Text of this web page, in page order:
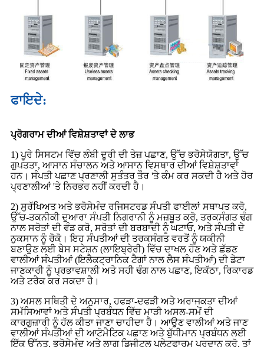
ਫਾਇਦੇ:
ਪ੍ਰੋਗਰਾਮ ਦੀਆਂ ਵਿਸ਼ੇਸ਼ਤਾਵਾਂ ਦੇ ਲਾਭ
1) ਪੂਰੇ ਸਿਸਟਮ ਵਿੱਚ ਲੰਬੀ ਦੂਰੀ ਦੀ ਤੇਜ਼ ਪਛਾਣ, ਉੱਚ ਭਰੋਸੇਯੋਗਤਾ, ਉੱਚ
ਗੁਪਤਤਾ, ਆਸਾਨ ਸੰਚਾਲਨ ਅਤੇ ਆਸਾਨ ਵਿਸਥਾਰ ਦੀਆਂ ਵਿਸ਼ੇਸ਼ਤਾਵਾਂ
ਹਨ। ਸੰਪਤੀ ਪਛਾਣ ਪ੍ਰਣਾਲੀ ਸੁਤੰਤਰ ਤੌਰ 'ਤੇ ਕੰਮ ਕਰ ਸਕਦੀ ਹੈ ਅਤੇ ਹੋਰ
ਪ੍ਰਣਾਲੀਆਂ 'ਤੇ ਨਿਰਭਰ ਨਹੀਂ ਕਰਦੀ ਹੈ।
2) ਸੁਰੱਖਿਅਤ ਅਤੇ ਭਰੋਸੇਮੰਦ ਰਜਿਸਟਰਡ ਸੰਪਤੀ ਫਾਈਲਾਂ ਸਥਾਪਤ ਕਰੋ,
ਉੱਚ-ਤਕਨੀਕੀ ਦੁਆਰਾ ਸੰਪਤੀ ਨਿਗਰਾਨੀ ਨੂੰ ਮਜ਼ਬੂਤ ​​ਕਰੋ, ਤਰਕਸੰਗਤ ਢੰਗ
ਨਾਲ ਸਰੋਤਾਂ ਦੀ ਵੰਡ ਕਰੋ, ਸਰੋਤਾਂ ਦੀ ਬਰਬਾਦੀ ਨੂੰ ਘਟਾਓ, ਅਤੇ ਸੰਪਤੀ ਦੇ
ਨੁਕਸਾਨ ਨੂੰ ਰੋਕੋ। ਇਹ ਸੰਪਤੀਆਂ ਦੀ ਤਰਕਸੰਗਤ ਵਰਤੋਂ ਨੂੰ ਯਕੀਨੀ
ਬਣਾਉਣ ਲਈ ਬੇਸ ਸਟੇਸ਼ਨ (ਲਾਇਬ੍ਰੇਰੀ) ਵਿੱਚ ਦਾਖਲ ਹੋਣ ਅਤੇ ਛੱਡਣ
ਵਾਲੀਆਂ ਸੰਪਤੀਆਂ (ਇਲੈਕਟ੍ਰਾਨਿਕ ਟੈਗਾਂ ਨਾਲ ਲੈਸ ਸੰਪਤੀਆਂ) ਦੀ ਡੇਟਾ
ਜਾਣਕਾਰੀ ਨੂੰ ਪ੍ਰਭਾਵਸ਼ਾਲੀ ਅਤੇ ਸਹੀ ਢੰਗ ਨਾਲ ਪਛਾਣ, ਇਕੱਠਾ, ਰਿਕਾਰਡ
ਅਤੇ ਟਰੈਕ ਕਰ ਸਕਦਾ ਹੈ।
3) ਅਸਲ ਸਥਿਤੀ ਦੇ ਅਨੁਸਾਰ, ਹਫੜਾ-ਦਫੜੀ ਅਤੇ ਅਰਾਜਕਤਾ ਦੀਆਂ
ਸਮੱਸਿਆਵਾਂ ਅਤੇ ਸੰਪਤੀ ਪ੍ਰਬੰਧਨ ਵਿੱਚ ਮਾੜੀ ਅਸਲ-ਸਮੇਂ ਦੀ
ਕਾਰਗੁਜ਼ਾਰੀ ਨੂੰ ਹੱਲ ਕੀਤਾ ਜਾਣਾ ਚਾਹੀਦਾ ਹੈ। ਆਉਣ ਵਾਲੀਆਂ ਅਤੇ ਜਾਣ
ਵਾਲੀਆਂ ਸੰਪਤੀਆਂ ਦੀ ਆਟੋਮੈਟਿਕ ਪਛਾਣ ਅਤੇ ਬੁੱਧੀਮਾਨ ਪ੍ਰਬੰਧਨ ਲਈ
ਇੱਕ ਉੱਨਤ, ਭਰੋਸੇਮੰਦ ਅਤੇ ਲਾਗੂ ਡਿਜੀਟਲ ਪਲੇਟਫਾਰਮ ਪ੍ਰਦਾਨ ਕਰੋ, ਤਾਂ